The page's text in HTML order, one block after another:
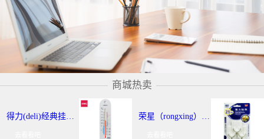
商城热卖
得力(deli)经典挂壁式温度计 个性化提示温湿度计 办公用品 9013 荣星（rongxing）RX-220 超强力粘钩/挂钩（2KG） 3个/卡